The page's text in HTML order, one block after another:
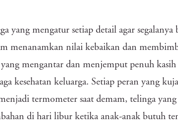
yang mengatur setiap detail agar segalanya
menanamkan nilai kebaikan dan
mengantar dan menjemput penuh
kesehatan keluarga. Setiap peran yang
termometer saat demam, telinga yang
di hari libur ketika anak-anak butuh